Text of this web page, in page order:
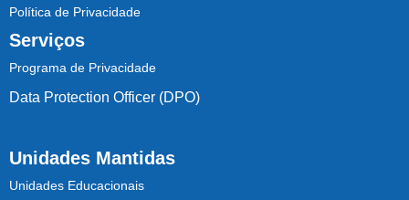
Política de Privacidade
Serviços
Programa de Privacidade
Data Protection Officer (DPO)
Unidades Mantidas
Unidades Educacionais